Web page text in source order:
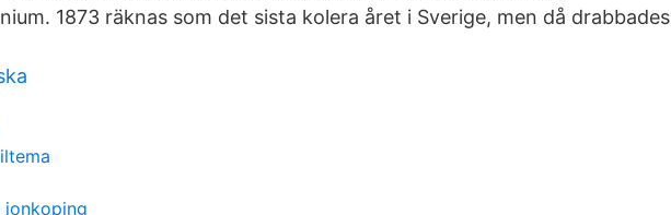
1873 räknas som det sista kolera året i Sverige, men då drabbades